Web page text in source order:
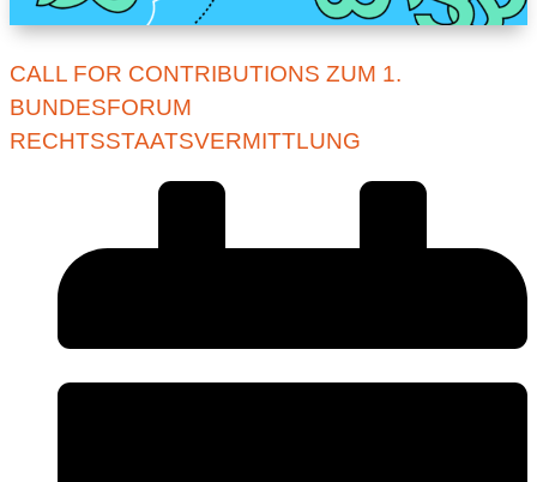
CALL FOR CONTRIBUTIONS ZUM 1.
BUNDESFORUM
RECHTSSTAATSVERMITTLUNG